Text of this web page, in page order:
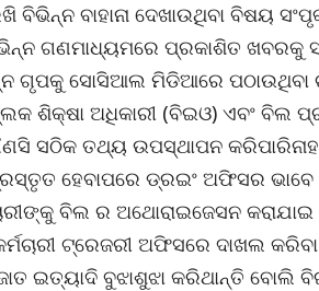
ବିଭିନ୍ନ ବାହାନା ଦେଖାଉଥିବା ବିଷୟ
ଗଣମାଧ୍ୟମରେ ପ୍ରକାଶିତ ଖବରକୁ
ଗୃପକୁ ସୋସିଆଲ ମିଡିଆରେ ପଠାଉଥିବା
ଶିକ୍ଷା ଅଧିକାରୀ (ବିଇଓ) ଏବଂ ବିଲ
ସଠିକ ତଥ୍ୟ ଉପସ୍ଥାପନ
ହେବାପରେ ଡ୍ରଇଂ ଅଫିସର
ବିଲ ର ଅଥୋରାଇଜେସନ
ଟ୍ରେଜରୀ ଅଫିସରେ ଦାଖଲ
ଇତ୍ୟାଦି ବୁଝାଶୁଝା କରିଥାନ୍ତି ବୋଲି